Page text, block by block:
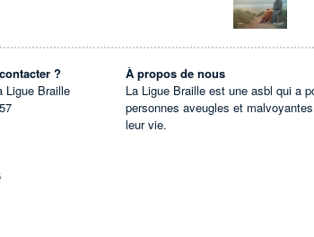
?
Ligue Braille
À propos de nous
La Ligue Braille est une asbl qui a
personnes aveugles et
leur vie.